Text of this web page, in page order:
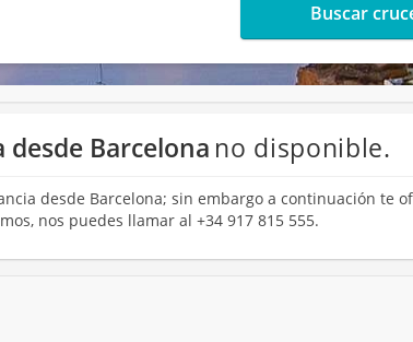
Buscar
Barcelona no disponible.
desde Barcelona; sin embargo a continuación te
nos puedes llamar al +34 917 815 555.